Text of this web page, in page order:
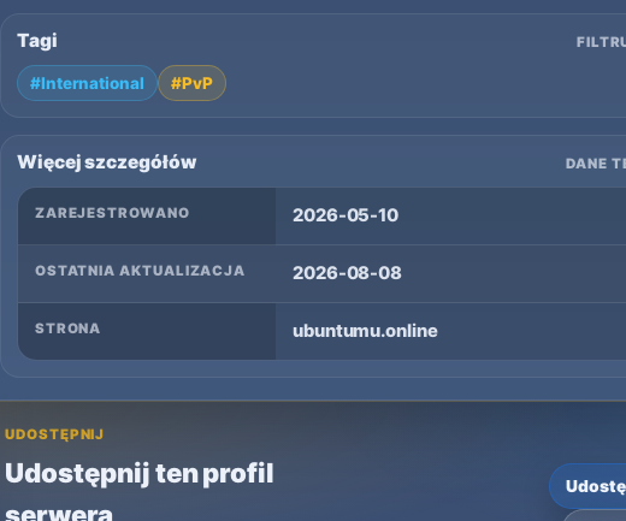
Tagi
#International #PvP
Więcej szczegółów DANE
ZAREJESTROWANO 2026-05-10
OSTATNIA AKTUALIZACJA 2026-08-08
STRONA ubuntumu.online
UDOSTĘPNIJ
Udostępnij ten profil